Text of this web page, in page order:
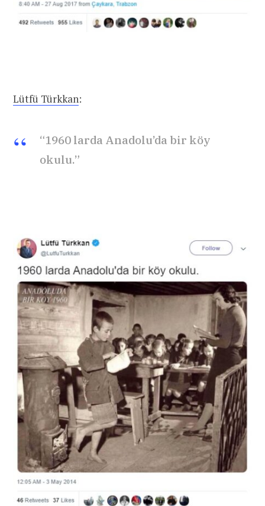
Lütfü Türkkan:
“1960 larda Anadolu’da bir köy
okulu.”